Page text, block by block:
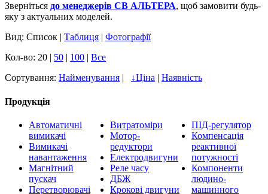
Зверніться до менеджерів СВ АЛЬТЕРА, щоб замовити будь-
яку з актуальних моделей.
Вид: Список | Таблиця | Фотографії
Кол-во: 20 | 50 | 100 | Все
Сортування: Найменування | ↓Ціна | Наявність
Продукція
Автоматичні
вимикачі
Вимикачі
навантаження
Магнітний
пускач
Перетворювачі
Витратоміри
Мотор-
редуктори
Електродвигуни
Реле часу
ДБЖ
Крокові двигуни
ПІД-регулятор
Компенсація
реактивної
потужності
Компоненти
людино-
машинного